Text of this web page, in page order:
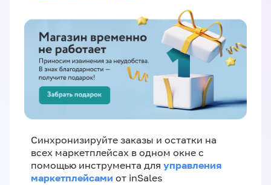
Синхронизируйте заказы и остатки на
всех маркетплейсах в одном окне с
помощью инструмента для управления
маркетплейсами от inSales